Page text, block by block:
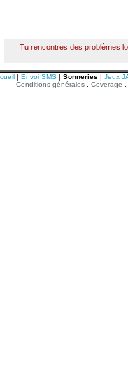
Tu rencontres des problèmes
| Envoi SMS| Sonneries | Jeux
Conditions générales. Coverage